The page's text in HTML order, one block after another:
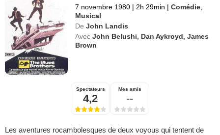
7 novembre 1980 | 2h 29min | Comédie
Musical
De John Landis
Avec John Belushi Dan Aykroyd ,James
Brown
Spectateurs
4,2
Mes amis
--
Les aventures rocambolesques de deux voyous qui tentent de